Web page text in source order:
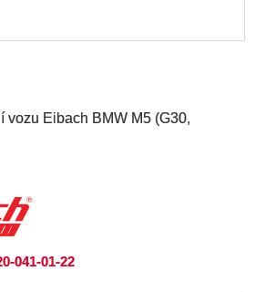
vozu Eibach BMW M5 (G30,
041-01-22